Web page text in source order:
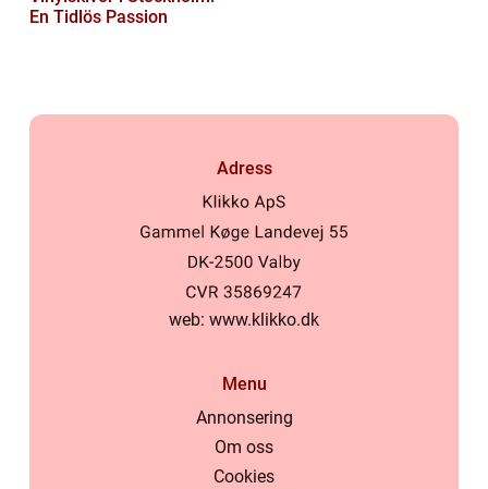
En Tidlös Passion
Adress
web: www.klikko.dk
Menu
Annonsering
Om oss
Cookies